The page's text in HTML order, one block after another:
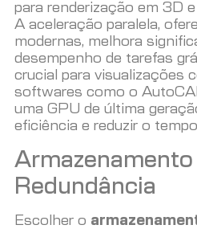
para renderização em 3D
A aceleração paralela,
modernas, melhora
desempenho de tarefas
crucial para visualizações
softwares como o
uma GPU de última
eficiência e reduzir o
Armazenamento
Redundância
Escolher o